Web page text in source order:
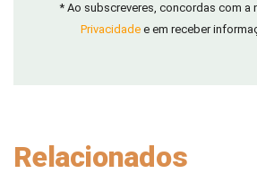
* Ao subscreveres, concordas com a
Privacidade e em receber
Relacionados